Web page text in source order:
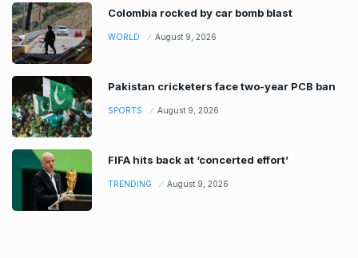
Colombia rocked by car bomb blast
WORLD August 9, 2026
Pakistan cricketers face two-year PCB ban
SPORTS August 9, 2026
FIFA hits back at ‘concerted effort’
TRENDING August 9, 2026